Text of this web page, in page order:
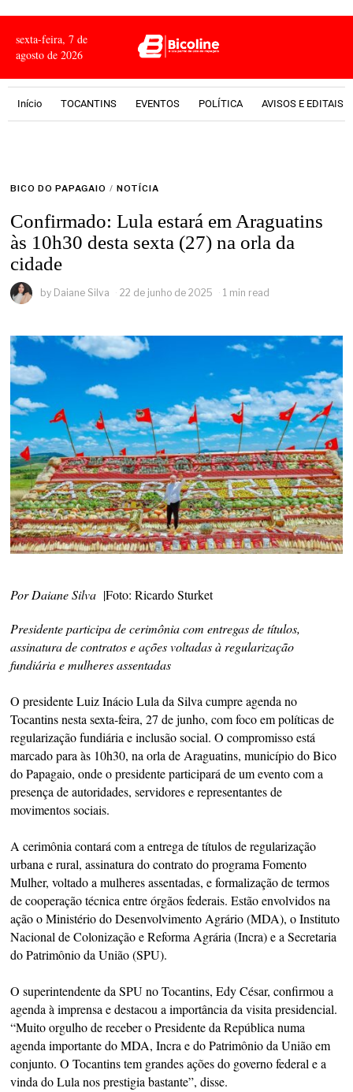
sexta-feira, 7 de
agosto de 2026
Início TOCANTINS EVENTOS POLÍTICA AVISOS E EDITAIS
BICO DO PAPAGAIO / NOTÍCIA
Confirmado: Lula estará em Araguatins
às 10h30 desta sexta (27) na orla da
cidade
by Daiane Silva 22 de junho de 2025 1 min read
Por Daiane Silva |Foto: Ricardo Sturket
Presidente participa de cerimônia com entregas de títulos,
assinatura de contratos e ações voltadas à regularização
fundiária e mulheres assentadas
O presidente Luiz Inácio Lula da Silva cumpre agenda no
Tocantins nesta sexta-feira, 27 de junho, com foco em políticas de
regularização fundiária e inclusão social. O compromisso está
marcado para às 10h30, na orla de Araguatins, município do Bico
do Papagaio, onde o presidente participará de um evento com a
presença de autoridades, servidores e representantes de
movimentos sociais.
A cerimônia contará com a entrega de títulos de regularização
urbana e rural, assinatura do contrato do programa Fomento
Mulher, voltado a mulheres assentadas, e formalização de termos
de cooperação técnica entre órgãos federais. Estão envolvidos na
ação o Ministério do Desenvolvimento Agrário (MDA), o Instituto
Nacional de Colonização e Reforma Agrária (Incra) e a Secretaria
do Patrimônio da União (SPU).
O superintendente da SPU no Tocantins, Edy César, confirmou a
agenda à imprensa e destacou a importância da visita presidencial.
“Muito orgulho de receber o Presidente da República numa
agenda importante do MDA, Incra e do Patrimônio da União em
conjunto. O Tocantins tem grandes ações do governo federal e a
vinda do Lula nos prestigia bastante”, disse.